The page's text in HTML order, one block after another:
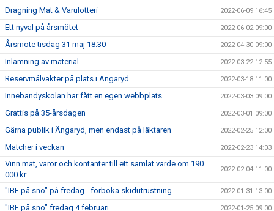
Dragning Mat & Varulotteri 2022-06-09 16:45
Ett nyval på årsmötet 2022-06-02 09:00
Årsmöte tisdag 31 maj 18.30 2022-04-30 09:00
Inlämning av material 2022-03-22 12:55
Reservmålvakter på plats i Ängaryd 2022-03-18 11:00
Innebandyskolan har fått en egen webbplats 2022-03-03 09:00
Grattis på 35-årsdagen 2022-03-01 09:00
Gärna publik i Ängaryd, men endast på läktaren 2022-02-25 12:00
Matcher i veckan 2022-02-23 14:03
Vinn mat, varor och kontanter till ett samlat värde om 190
000 kr
2022-02-04 11:00
"IBF på snö" på fredag - förboka skidutrustning 2022-01-31 13:00
"IBF på snö" fredag 4 februari 2022-01-25 09:00